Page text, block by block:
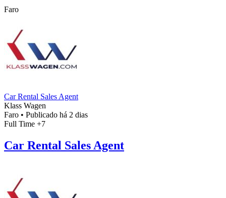
Faro
Car Rental Sales Agent
Klass Wagen
Faro • Publicado há 2 dias
Full Time +7
Car Rental Sales Agent